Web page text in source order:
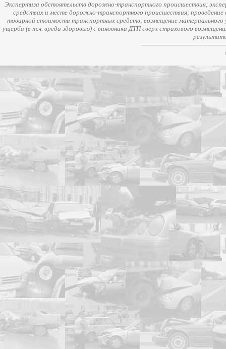
Экспертиза обстоятельств дорожно-транспортного происшествия;
средствах и месте дорожно-транспортного происшествия;
товарной стоимости транспортных средств; возмещение
ущерба (в т.ч. вреда здоровью) с виновника ДТП сверх страхового